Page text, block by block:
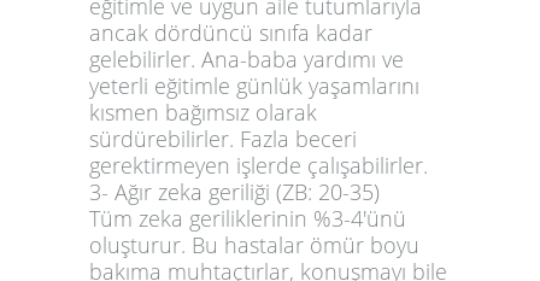
eğitimle ve uygun aile tutumlarıyla
ancak dördüncü sınıfa kadar
gelebilirler. Ana-baba yardımı ve
yeterli eğitimle günlük yaşamlarını
kısmen bağımsız olarak
sürdürebilirler. Fazla beceri
gerektirmeyen işlerde çalışabilirler.
3- Ağır zeka geriliği (ZB: 20-35)
Tüm zeka geriliklerinin %3-4'ünü
oluşturur. Bu hastalar ömür boyu
bakıma muhtaçtırlar, konuşmayı bile